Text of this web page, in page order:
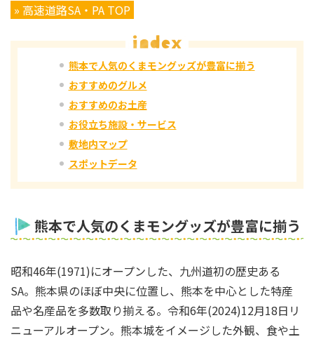
» 高速道路SA・PA TOP
熊本で人気のくまモングッズが豊富に揃う
おすすめのグルメ
おすすめのお土産
お役立ち施設・サービス
敷地内マップ
スポットデータ
熊本で人気のくまモングッズが豊富に揃う
昭和46年(1971)にオープンした、九州道初の歴史ある
SA。熊本県のほぼ中央に位置し、熊本を中心とした特産
品や名産品を多数取り揃える。令和6年(2024)12月18日リ
ニューアルオープン。熊本城をイメージした外観、食や土